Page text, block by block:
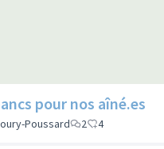
pour nos aîné.es
Poussard
2 4